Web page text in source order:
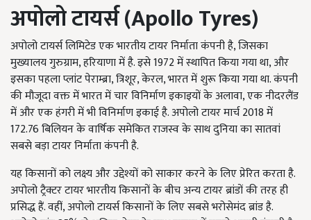
अपोलो टायर्स (Apollo Tyres)
अपोलो टायर्स लिमिटेड एक भारतीय टायर निर्माता कंपनी है, जिसका
मुख्यालय गुरुग्राम, हरियाणा में है. इसे 1972 में स्थापित किया गया था, और
इसका पहला प्लांट पेराम्ब्रा, त्रिशूर, केरल, भारत में शुरू किया गया था. कंपनी
की मौजूदा वक्त में भारत में चार विनिर्माण इकाइयों के अलावा, एक नीदरलैंड
में और एक हंगरी में भी विनिर्माण इकाई है. अपोलो टायर मार्च 2018 में
172.76 बिलियन के वार्षिक समेकित राजस्व के साथ दुनिया का सातवां
सबसे बड़ा टायर निर्माता कंपनी है.
यह किसानों को लक्ष्य और उद्देश्यों को साकार करने के लिए प्रेरित करता है.
अपोलो ट्रैक्टर टायर भारतीय किसानों के बीच अन्य टायर ब्रांडों की तरह ही
प्रसिद्ध हैं. वहीं, अपोलो टायर्स किसानों के लिए सबसे भरोसेमंद ब्रांड है.